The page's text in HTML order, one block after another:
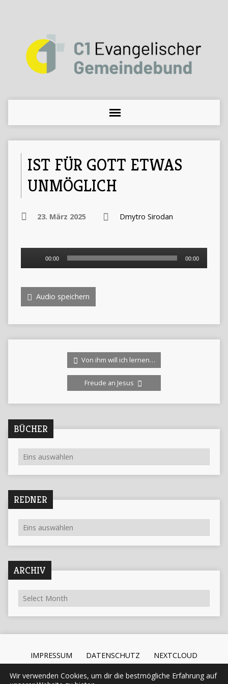
IST FÜR GOTT ETWAS
UNMÖGLICH
23. März 2025 Dmytro Sirodan
00:00 00:00
Audio speichern
Von ihm will ich lernen…
Freude an Jesus
BÜCHER
REDNER
ARCHIV
IMPRESSUM DATENSCHUTZ NEXTCLOUD
Wir verwenden Cookies, um dir die bestmögliche Erfahrung auf